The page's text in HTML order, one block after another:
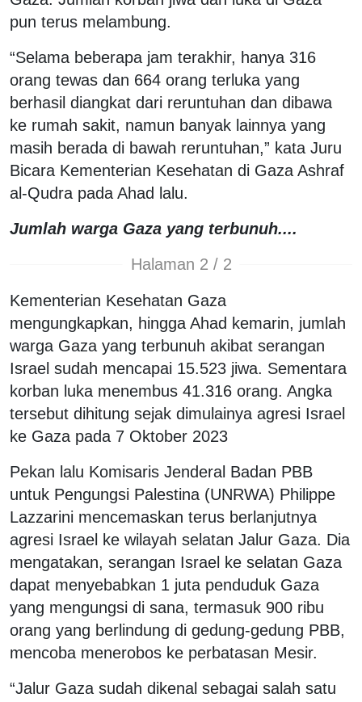
pun terus melambung.
“Selama beberapa jam terakhir, hanya 316
orang tewas dan 664 orang terluka yang
berhasil diangkat dari reruntuhan dan dibawa
ke rumah sakit, namun banyak lainnya yang
masih berada di bawah reruntuhan,” kata Juru
Bicara Kementerian Kesehatan di Gaza Ashraf
al-Qudra pada Ahad lalu.
Jumlah warga Gaza yang terbunuh....
Halaman 2 / 2
Kementerian Kesehatan Gaza
mengungkapkan, hingga Ahad kemarin, jumlah
warga Gaza yang terbunuh akibat serangan
Israel sudah mencapai 15.523 jiwa. Sementara
korban luka menembus 41.316 orang. Angka
tersebut dihitung sejak dimulainya agresi Israel
ke Gaza pada 7 Oktober 2023
Pekan lalu Komisaris Jenderal Badan PBB
untuk Pengungsi Palestina (UNRWA) Philippe
Lazzarini mencemaskan terus berlanjutnya
agresi Israel ke wilayah selatan Jalur Gaza. Dia
mengatakan, serangan Israel ke selatan Gaza
dapat menyebabkan 1 juta penduduk Gaza
yang mengungsi di sana, termasuk 900 ribu
orang yang berlindung di gedung-gedung PBB,
mencoba menerobos ke perbatasan Mesir.
“Jalur Gaza sudah dikenal sebagai salah satu